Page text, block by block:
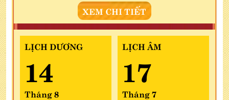
XEM CHI TIẾT
LỊCH DƯƠNG
14
Tháng 8
LỊCH ÂM
17
Tháng 7